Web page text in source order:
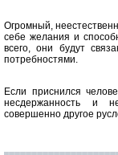
Огромный,
себе желания и
всего, они будут
потребностями.
Если приснился
несдержанность и
совершенно другое